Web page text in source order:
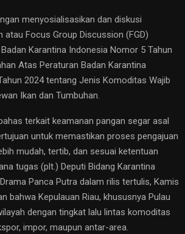
menyosialisasikan dan diskusi
atau Focus Group Discussion (FGD)
Karantina Indonesia Nomor 5 Tahun
Atas Peraturan Badan Karantina
2024 tentang Jenis Komoditas Wajib
Ikan dan Tumbuhan.
terkait keamanan pangan segar asal
untuk memastikan proses pengajuan
mudah, tertib, dan sesuai ketentuan
tugas (plt.) Deputi Bidang Karantina
Panca Putra dalam rilis tertulis, Kamis
bahwa Kepulauan Riau, khususnya Pulau
dengan tingkat lalu lintas komoditas
impor, maupun antar-area.